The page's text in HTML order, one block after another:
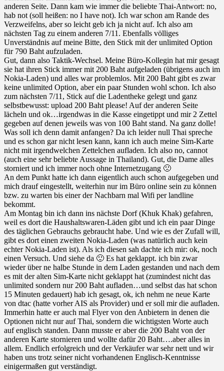
anderen Seite. Dann kam wie immer die beliebte Thai-Antwort: no,
hab not (soll heißen: no I have not). Ich war schon am Rande des
Verzweifelns, aber so leicht geb ich ja nicht auf. Ich also am
nächsten Tag zu einem anderen 7/11. Ebenfalls völliges
Unverständnis auf meine Bitte, den Stick mit der unlimited Option
für 790 Baht aufzuladen.
Gut, dann also Taktik-Wechsel. Meine Büro-Kollegin hat mir gesagt
sie hat ihren Stick immer mit 200 Baht aufgeladen (übrigens auch im
Nokia-Laden) und alles war problemlos. Mit 200 Baht gibt es zwar
keine unlimited Option, aber ein paar Stunden wohl schon. Ich also
zum nächsten 7/11, Stick auf die Ladentheke gelegt und ganz
selbstbewusst: upload 200 Baht please! Auf der anderen Seite
lächeln und ok…irgendwas in die Kasse eingetippt und mir 2 Zettel
gegeben auf denen jeweils was von 100 Baht stand. Na ganz dolle!
Was soll ich denn damit anfangen? Da ich leider null Thai spreche
und es schon gar nicht lesen kann, kann ich auch meine Sim-Karte
nicht mit irgendwelchen Zettelchen aufladen. Ich also no, cannot
(auch eine sehr beliebte Aussage in Thailand). Gut, die Dame alles
storniert und ich immer noch ohne Internetzugang 🙁
An dem Punkt hatte ich dann eigentlich auch schon aufgegeben und
mich drauf eingestellt, weiterhin nur im Büro online sein zu können
bzw. zu warten bis einer der Nachbarn mal Wifi per landline
bekommt.
Am Montag bin ich dann ins nächste Dorf (Khuk Khak) gefahren,
weil es dort die Haushaltswaren-Läden gibt und ich ein paar Dinge
des täglichen Gebrauchs gebraucht habe. Und wie es der Zufall will,
gibt es dort einen zweiten Nokia-Laden (was natürlich auch kein
echter Nokia-Laden ist). Als ich diesen sah dachte ich mir: ok, noch
einen Versuch. Und siehe da 🙂 Es hat geklappt. ich bin zwar
wieder über ne halbe Stunde in dem Laden gestanden und nach dem
es mit der alten Sim-Karte nicht geklappt hat (zumindest nicht das
unlimited sondern nur 200 Baht aufladen…und selbst das hat schon
15 Minuten gedauert) hab ich gesagt, ok, ich nehm ne neue Karte
von dtac (hatte vorher AIS als Provider) und er soll mir die aufladen.
Immerhin hatte er auch mal Flyer von den Anbietern in denen die
Optionen nicht nur auf Thai, sondern die wichtigsten Worte auch
auf englisch standen. Dann musste er aber die 200 Baht von der
anderen Karte stornieren und wollte dafür 20 Baht….aber alles in
allem. Endlich erfolgreich und der Verkäufer war sehr nett und wir
haben uns trotz seiner nicht vorhandenen Englisch-Kenntnisse
einigermaßen gut verständigt.